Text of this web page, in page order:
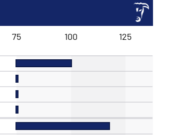
75 100 125